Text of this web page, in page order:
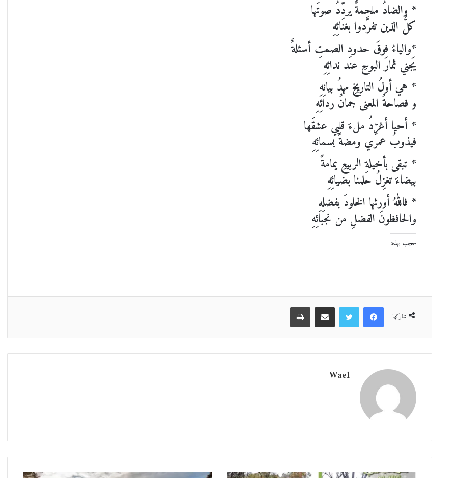
* والضادُ ملحمةٌ يردِّدُ صوتَها
كلُّ الذين تفرَّدوا بغنائِهِ
*والياءُ فوقَ حدودِ الصمتِ أسئلةٌ
يَجني ثمارَ البوحِ عند ندائِهِ
* هي أولُ التاريخِ مهدُ بيانِهِ
و فصاحةُ المعنى جمانُ ردائِهِ
* أحيا أغرِّدُ ملءَ قلبي عشقَها
فيذوبُ عمري ومضةً بسمائِهِ
* تبقى بأخيلةِ الربيعِ يمامةً
بيضاءَ تغزِلُ حلمنا بضيائِهِ
* فاللهُ أورثها الخلودَ بفضلِهِ
والحافظونَ الفضلِ من نجبائِهِ
معجب بهذه:
شاركها
فيسبوك
Wael